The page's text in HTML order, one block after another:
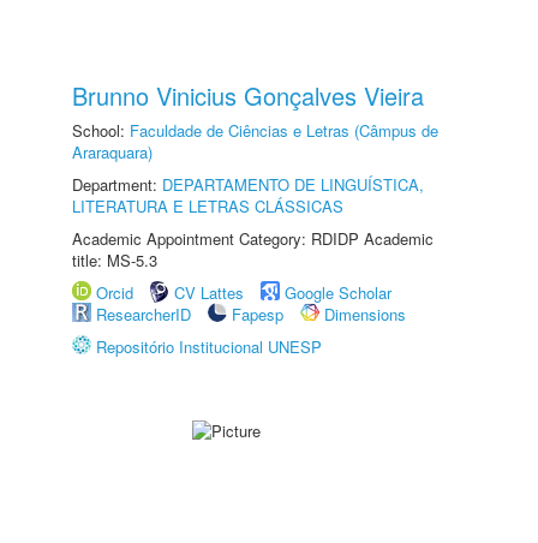
Brunno Vinicius Gonçalves Vieira
School: Faculdade de Ciências e Letras (Câmpus de
Araraquara)
Department: DEPARTAMENTO DE LINGUÍSTICA,
LITERATURA E LETRAS CLÁSSICAS
Academic Appointment Category: RDIDP Academic
title: MS-5.3
Orcid
CV Lattes
Google Scholar
ResearcherID
Fapesp
Dimensions
Repositório Institucional UNESP